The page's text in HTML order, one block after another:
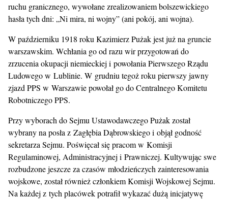
ruchu granicznego, wywołane zrealizowaniem bolszewickiego
hasła tych dni: „Ni mira, ni wojny” (ani pokój, ani wojna).
W październiku 1918 roku Kazimierz Pużak jest już na gruncie
warszawskim. Wchłania go od razu wir przygotowań do
zrzucenia okupacji niemieckiej i powołania Pierwszego Rządu
Ludowego w Lublinie. W grudniu tegoż roku pierwszy jawny
zjazd PPS w Warszawie powołał go do Centralnego Komitetu
Robotniczego PPS.
Przy wyborach do Sejmu Ustawodawczego Pużak został
wybrany na posła z Zagłębia Dąbrowskiego i objął godność
sekretarza Sejmu. Poświęcał się pracom w Komisji
Regulaminowej, Administracyjnej i Prawniczej. Kultywując swe
rozbudzone jeszcze za czasów młodzieńczych zainteresowania
wojskowe, został również członkiem Komisji Wojskowej Sejmu.
Na każdej z tych placówek potrafił wykazać dużą inicjatywę